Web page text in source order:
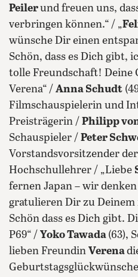
Peilerund freuen uns,
verbringen können.“ / „
wünsche Dir einen
Schön, dass es Dich gibt,
tolle Freundschaft! Deine
Verena“ / Anna Schudt
Filmschauspielerin und
Preisträgerin / Philipp
Schauspieler / Peter
Vorstandsvorsitzender
Hochschullehrer / „Liebe
fernen Japan – wir
gratulieren Dir zu
Schön dass es Dich gibt.
P69“ / Yoko Tawada (63),
lieben Freundin Verena